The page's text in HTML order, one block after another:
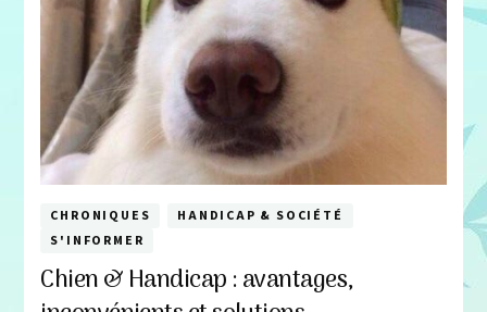
CHRONIQUES
HANDICAP & SOCIÉTÉ
S'INFORMER
Chien & Handicap : avantages,